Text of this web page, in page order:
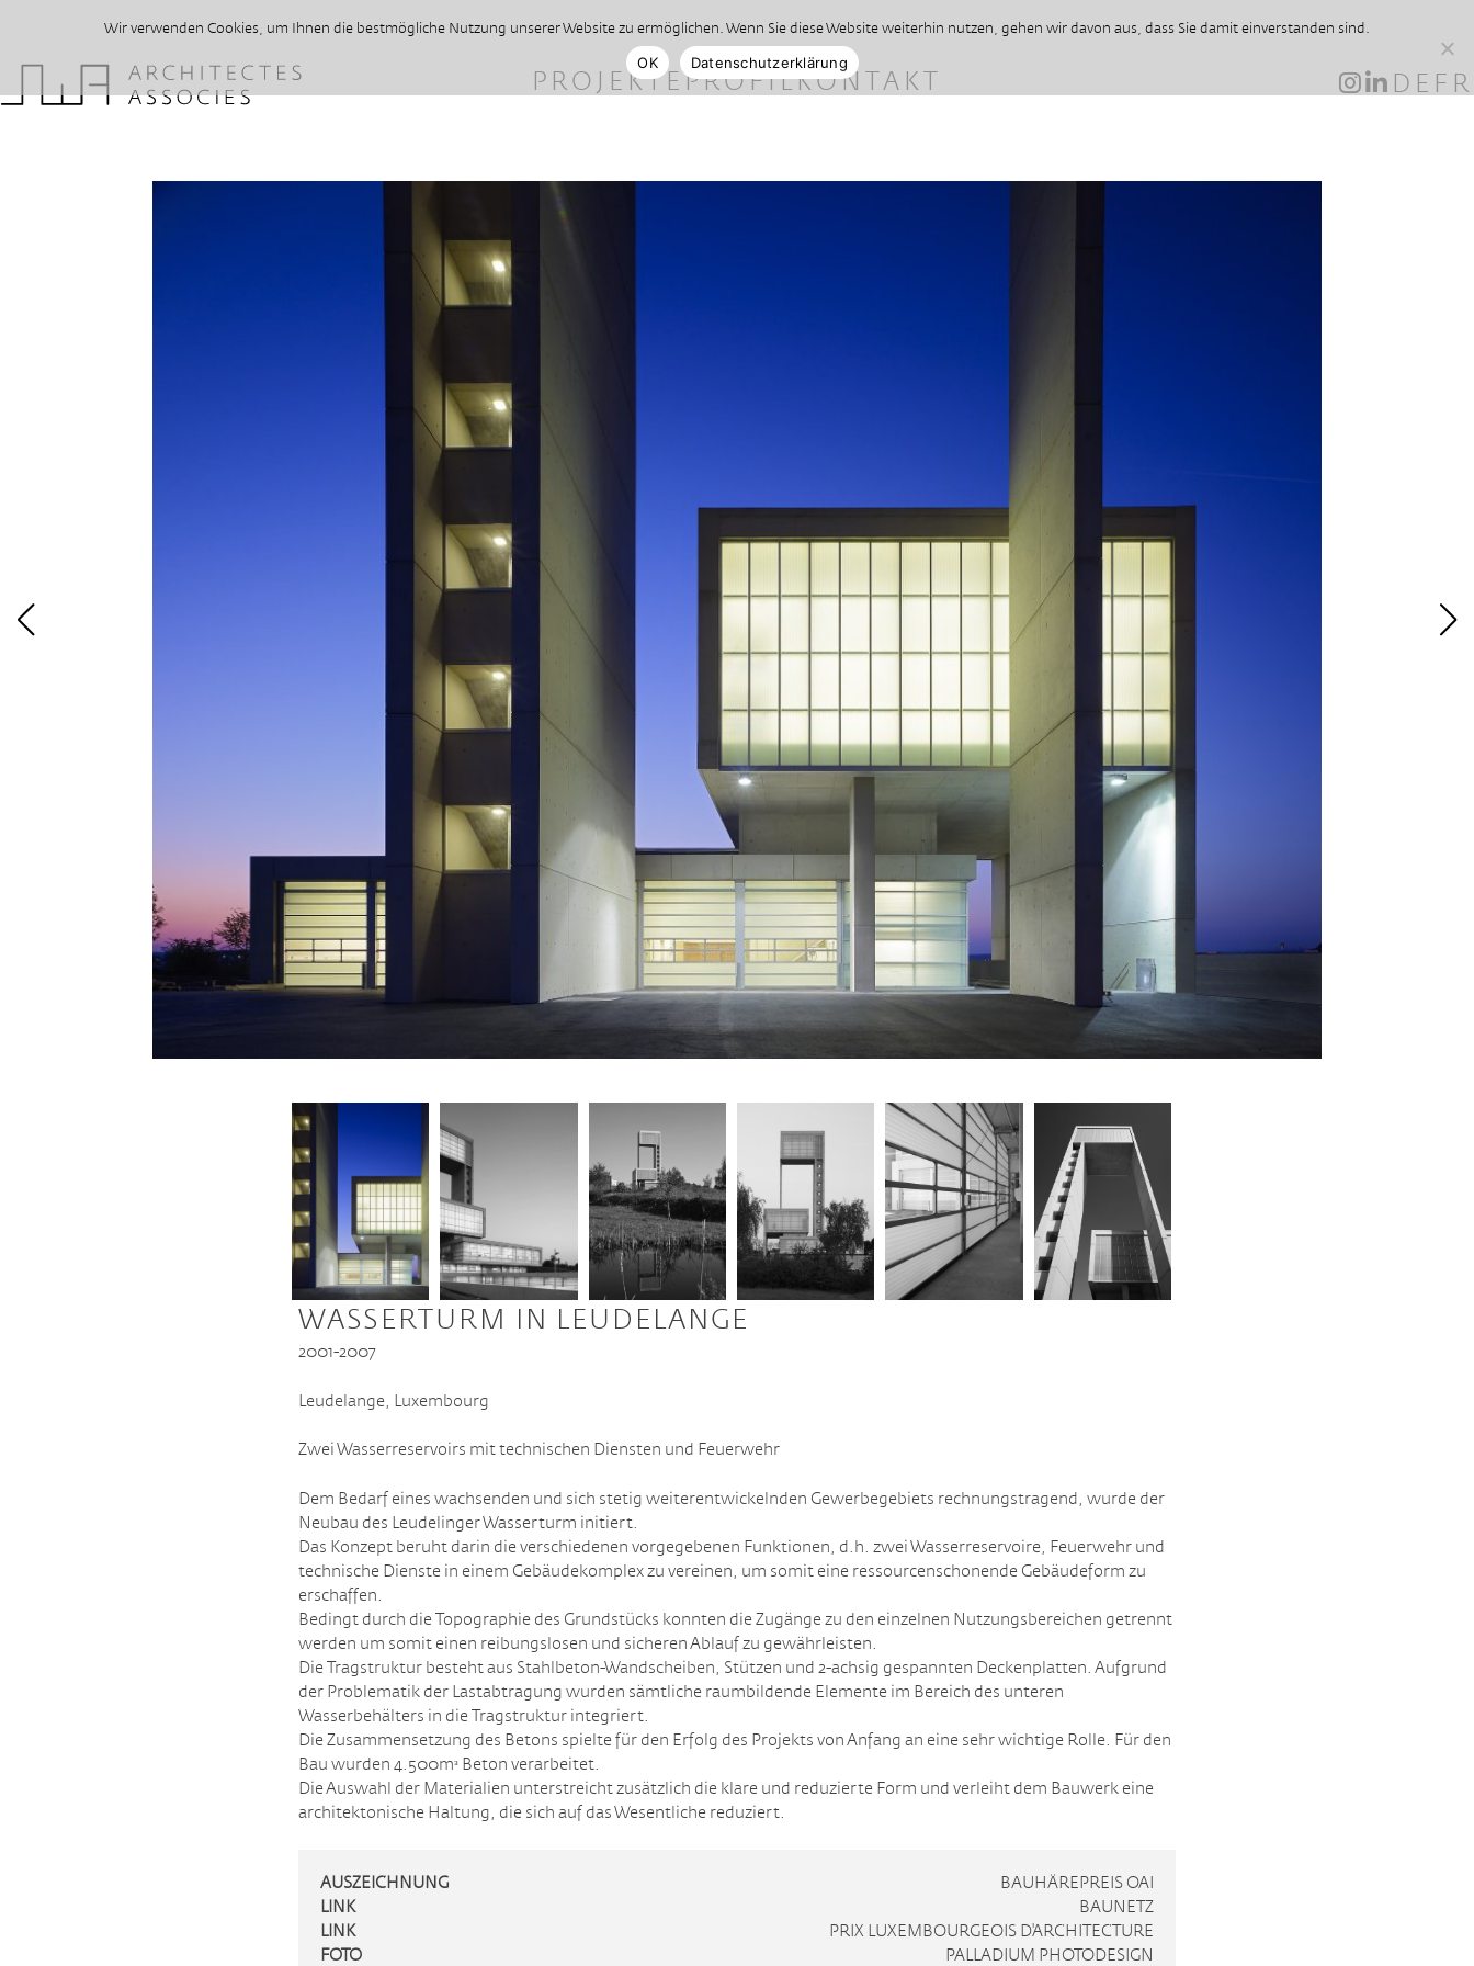
PROJEKTEPROFILKONTAKT DE FR
WASSERTURM IN LEUDELANGE
2001-2007
Leudelange, Luxembourg
Zwei Wasserreservoirs mit technischen Diensten und Feuerwehr
Dem Bedarf eines wachsenden und sich stetig weiterentwickelnden Gewerbegebiets rechnungstragend, wurde der
Neubau des Leudelinger Wasserturm initiert.
Das Konzept beruht darin die verschiedenen vorgegebenen Funktionen, d.h. zwei Wasserreservoire, Feuerwehr und
technische Dienste in einem Gebäudekomplex zu vereinen, um somit eine ressourcenschonende Gebäudeform zu
erschaffen.
Bedingt durch die Topographie des Grundstücks konnten die Zugänge zu den einzelnen Nutzungsbereichen getrennt
werden um somit einen reibungslosen und sicheren Ablauf zu gewährleisten.
Die Tragstruktur besteht aus Stahlbeton-Wandscheiben, Stützen und 2-achsig gespannten Deckenplatten. Aufgrund
der Problematik der Lastabtragung wurden sämtliche raumbildende Elemente im Bereich des unteren
Wasserbehälters in die Tragstruktur integriert.
Die Zusammensetzung des Betons spielte für den Erfolg des Projekts von Anfang an eine sehr wichtige Rolle. Für den
Bau wurden 4.500mᶟ Beton verarbeitet.
Die Auswahl der Materialien unterstreicht zusätzlich die klare und reduzierte Form und verleiht dem Bauwerk eine
architektonische Haltung, die sich auf das Wesentliche reduziert.
AUSZEICHNUNG
BAUHÄREPREIS OAI
LINK
BAUNETZ
LINK
PRIX LUXEMBOURGEOIS D'ARCHITECTURE
FOTO
PALLADIUM PHOTODESIGN
Wir verwenden Cookies, um Ihnen die bestmögliche Nutzung unserer Website zu ermöglichen. Wenn Sie diese Website weiterhin nutzen, gehen wir davon aus, dass Sie damit einverstanden sind.
OK
Datenschutzerklärung